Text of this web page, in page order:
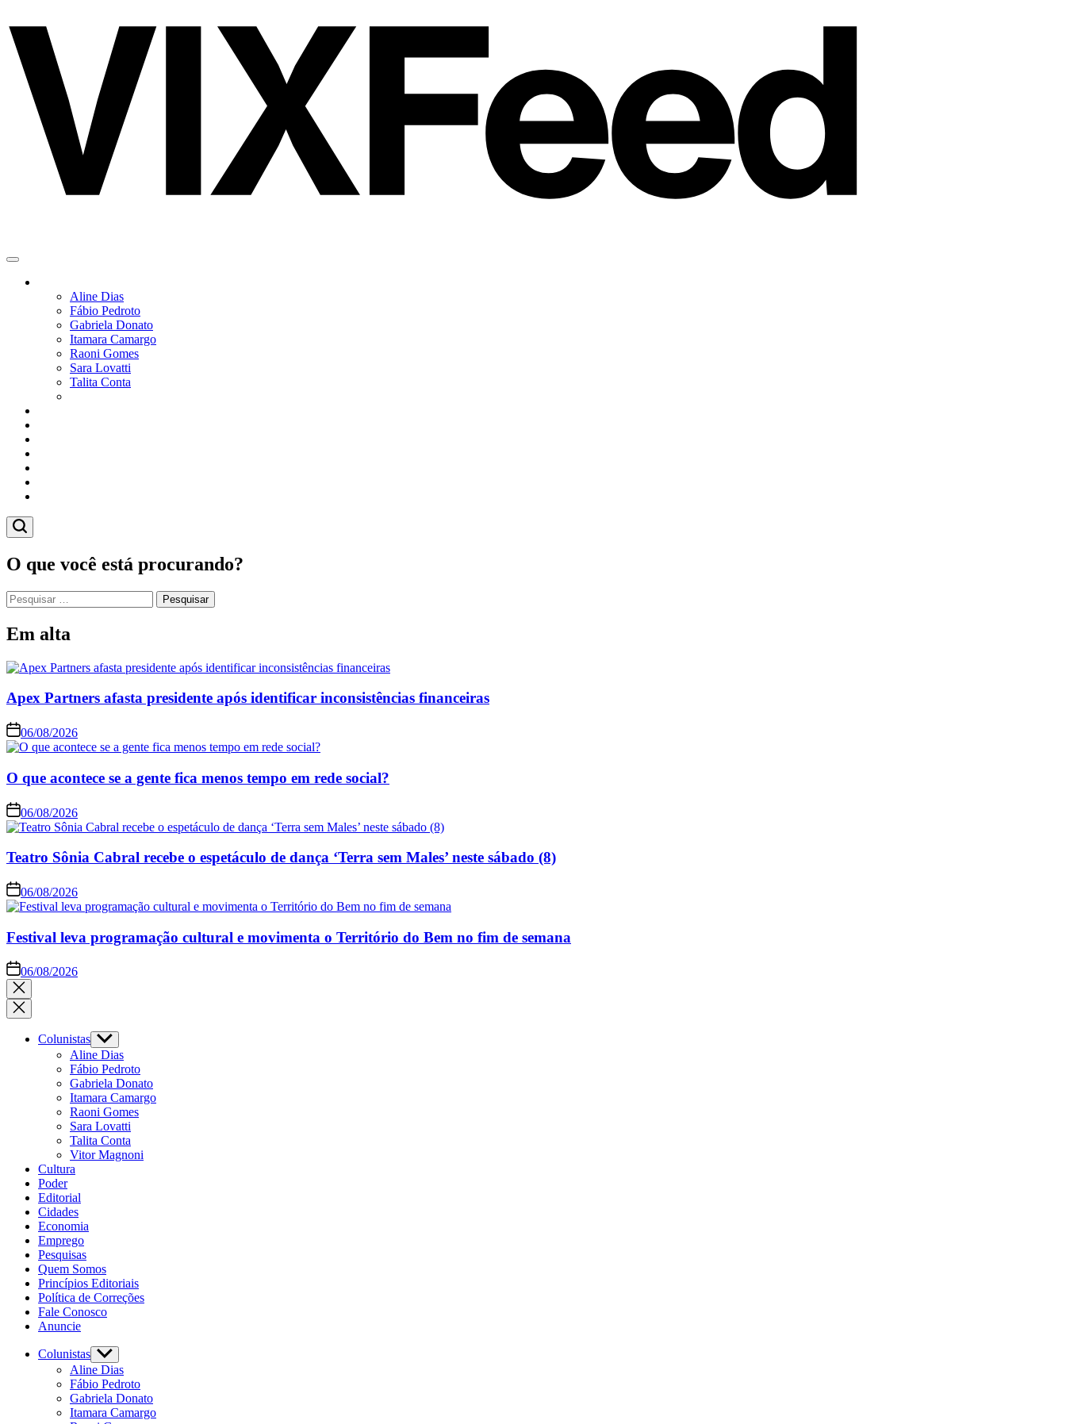
VIXFeed
NotíciasAline Dias
Fábio Pedroto
Gabriela Donato
Itamara Camargo
Raoni Gomes
Sara Lovatti
Talita Conta
O que você está procurando?
Pesquisar
por:
Em alta
Apex Partners afasta presidente após identificar inconsistências financeiras
06/08/2026
O que acontece se a gente fica menos tempo em rede social?
06/08/2026
Teatro Sônia Cabral recebe o espetáculo de dança ‘Terra sem Males’ neste sábado (8)
06/08/2026
Festival leva programação cultural e movimenta o Território do Bem no fim de semana
06/08/2026
Close
search
Colunistas Show
sub
menu
Aline Dias
Fábio Pedroto
Gabriela Donato
Itamara Camargo
Raoni Gomes
Sara Lovatti
Talita Conta
Vitor Magnoni
Cultura
Poder
Editorial
Cidades
Economia
Emprego
Pesquisas
Quem Somos
Princípios Editoriais
Política de Correções
Fale Conosco
Anuncie
Colunistas Show
sub
menu
Aline Dias
Fábio Pedroto
Gabriela Donato
Itamara Camargo